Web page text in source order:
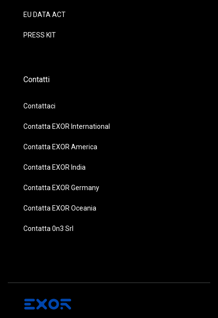
EU DATA ACT
PRESS KIT
Contatti
Contattaci
Contatta EXOR International
Contatta EXOR America
Contatta EXOR India
Contatta EXOR Germany
Contatta EXOR Oceania
Contatta 0n3 Srl